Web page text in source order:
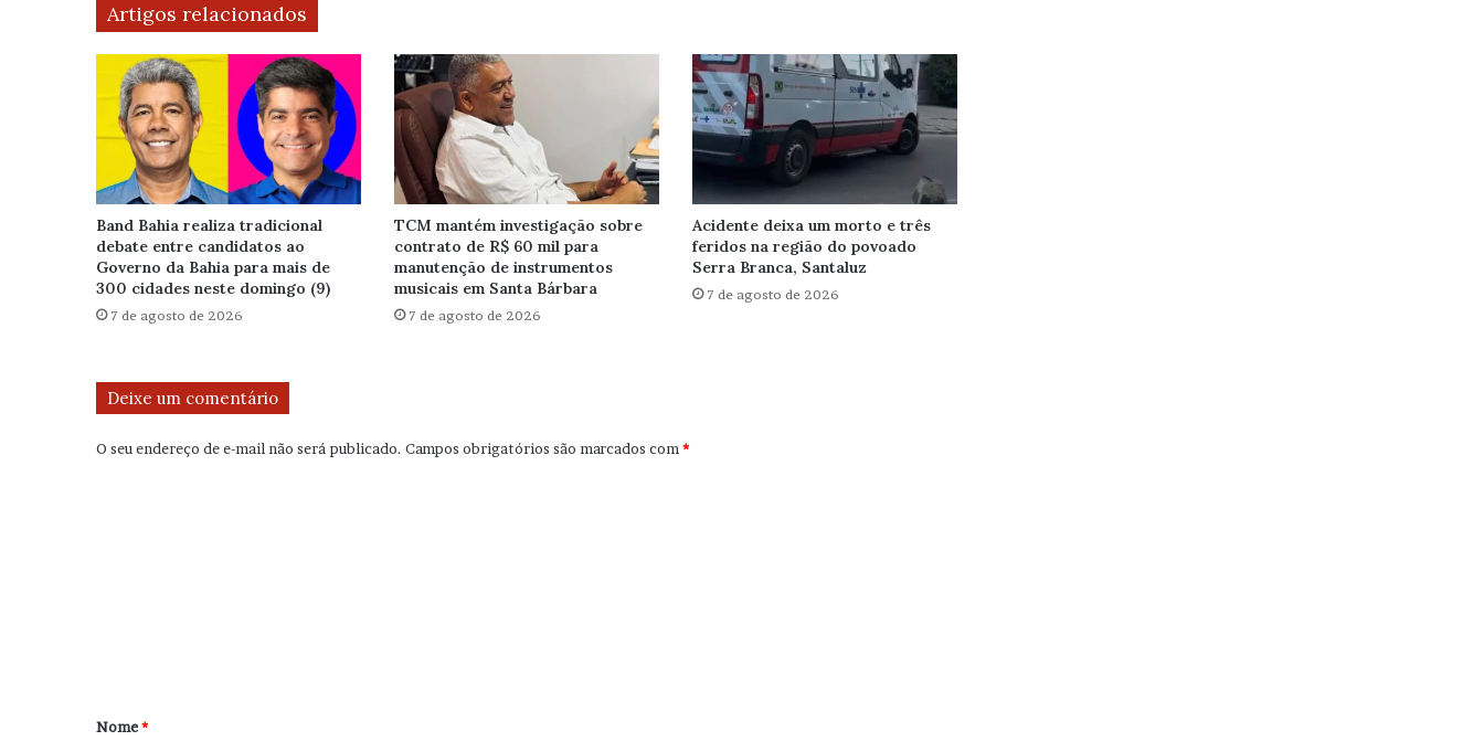
Artigos relacionados
Band Bahia realiza tradicional
debate entre candidatos ao
Governo da Bahia para mais de
300 cidades neste domingo (9)
7 de agosto de 2026
TCM mantém investigação sobre
contrato de R$ 60 mil para
manutenção de instrumentos
musicais em Santa Bárbara
7 de agosto de 2026
Acidente deixa um morto e três
feridos na região do povoado
Serra Branca, Santaluz
7 de agosto de 2026
Deixe um comentário
O seu endereço de e-mail não será publicado. Campos obrigatórios são marcados com *
r
Nome*